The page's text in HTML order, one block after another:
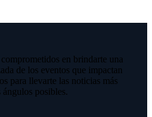
en brindarte una
de los eventos que impactan
para llevarte las noticias más
ángulos posibles.